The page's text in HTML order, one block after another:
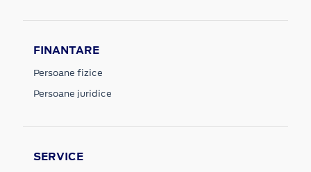
FINANTARE
Persoane fizice
Persoane juridice
SERVICE